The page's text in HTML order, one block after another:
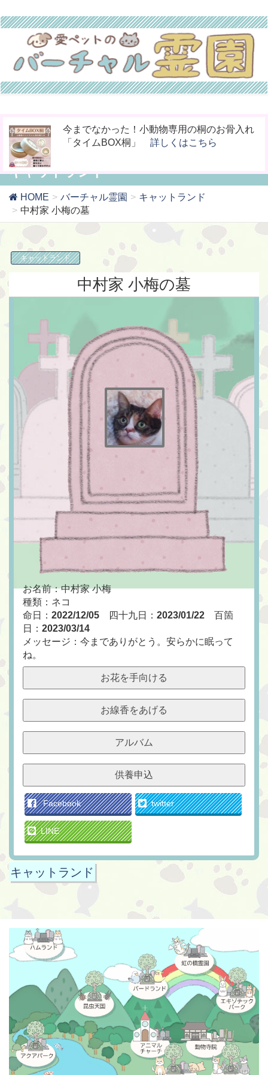
お骨壷をコンパクト化！お手元供養の新しい
カタチ「やすら木の箱」 詳しくはこちら
ペットの命日や周忌にオンライン上で法要を
行える「リモート供養」 詳しくはこちら
今までなかった！小動物専用の桐のお骨入れ
「タイムBOX桐」 詳しくはこちら
キャットランド
HOME バーチャル霊園
キャットランド
中村家 小梅の墓
キャットランド
中村家 小梅の墓
お名前：中村家 小梅
種類：ネコ
命日： 2022/12/05 四十九日： 2023/01/22 百箇
日： 2023/03/14
メッセージ：今までありがとう。安らかに眠って
ね。
お花を手向ける
お線香をあげる
アルバム
供養申込
Facebook twitter
LINE
キャットランド